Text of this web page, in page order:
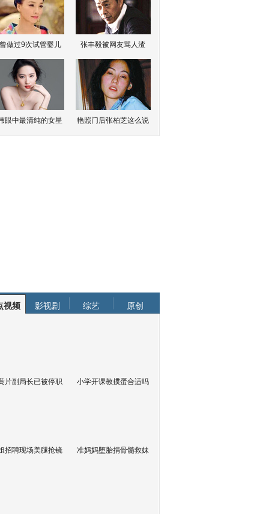
做过9次试管婴儿 张丰毅被网友骂人渣
眼中最清纯的女星 艳照门后张柏芝这么说
视频 影视剧 综艺 原创
片副局长已被停职 小学开课教掼蛋合适吗
招聘现场美腿抢镜 准妈妈堕胎捐骨髓救妹